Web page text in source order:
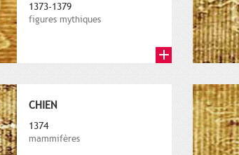
1373-1379
figures mythiques
CHIEN
1374
mammifères